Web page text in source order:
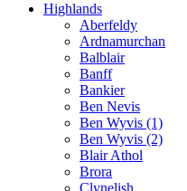
Highlands
Aberfeldy
Ardnamurchan
Balblair
Banff
Bankier
Ben Nevis
Ben Wyvis (1)
Ben Wyvis (2)
Blair Athol
Brora
Clynelish